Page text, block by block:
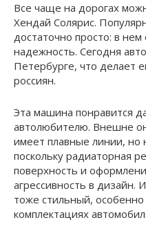
Все чаще на дорогах
Хендай Солярис.
достаточно просто: в
надежность. Сегодня
Петербурге, что делает
россиян.
Эта машина понравится
автолюбителю. Внешне
имеет плавные линии, но
поскольку радиаторная
поверхность и
агрессивность в дизайн.
тоже стильный,
комплектациях